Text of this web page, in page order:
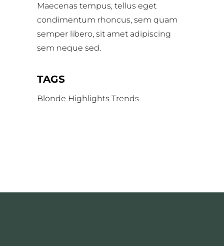
Maecenas tempus, tellus eget
condimentum rhoncus, sem quam
semper libero, sit amet adipiscing
sem neque sed.
TAGS
Blonde Highlights Trends